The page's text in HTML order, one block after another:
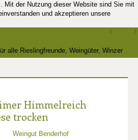
Mit der Nutzung dieser Website sind Sie mit
und akzeptieren unsere
alle Rieslingfreunde, Weingüter, Winzer
Himmelreich
trocken
Weingut Benderhof